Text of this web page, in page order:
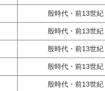
殷時代・前13世紀
殷時代・前13世紀
殷時代・前13世紀
殷時代・前13世紀
殷時代・前13世紀